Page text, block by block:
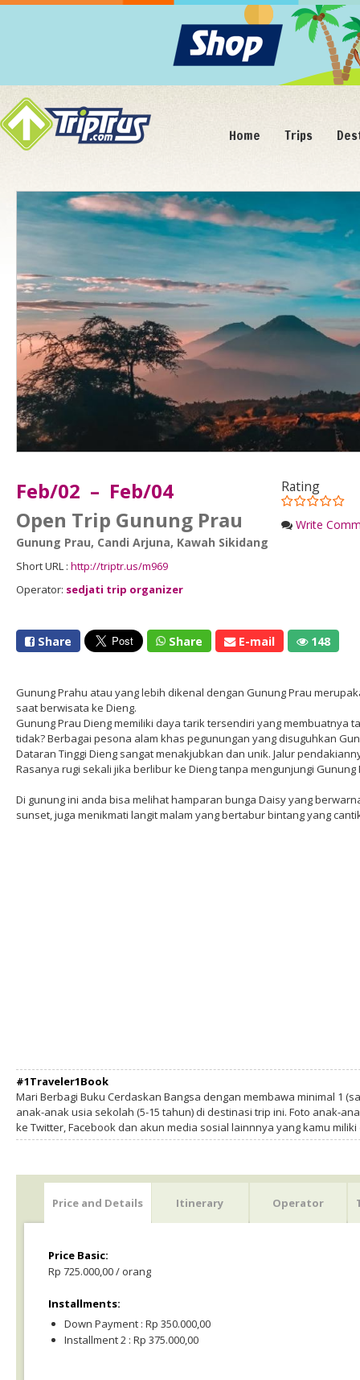
Home Trips
Rating
Write
Feb/02 – Feb/04
Open Trip Gunung Prau
Gunung Prau, Candi Arjuna, Kawah Sikidang
Short URL : http://triptr.us/m969
Operator: sedjati trip organizer
Share Share E-mail 148
Gunung Prahu atau yang lebih dikenal dengan Gunung Prau
saat berwisata ke Dieng.
Gunung Prau Dieng memiliki daya tarik tersendiri yang membuatnya
tidak? Berbagai pesona alam khas pegunungan yang disuguhkan
Dataran Tinggi Dieng sangat menakjubkan dan unik. Jalur
Rasanya rugi sekali jika berlibur ke Dieng tanpa mengunjungi Gunung
Di gunung ini anda bisa melihat hamparan bunga Daisy yang
sunset, juga menikmati langit malam yang bertabur bintang yang
#1Traveler1Book
Mari Berbagi Buku Cerdaskan Bangsa dengan membawa minimal 1
anak-anak usia sekolah (5-15 tahun) di destinasi trip ini. Foto anak-
ke Twitter, Facebook dan akun media sosial lainnnya yang kamu
Price and Details Itinerary Operator
Price Basic:
Rp 725.000,00 / orang
Installments:
Down Payment : Rp 350.000,00
Installment 2 : Rp 375.000,00